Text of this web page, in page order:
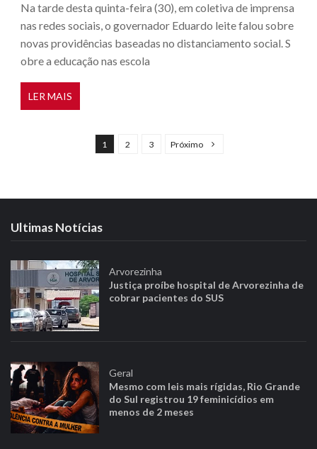
Na tarde desta quinta-feira (30), em coletiva de imprensa
nas redes sociais, o governador Eduardo leite falou sobre
novas providências baseadas no distanciamento social. S
obre a educação nas escola
LER MAIS
g
a
ç
ã
o
p
o
r
p
o
s
t
s
1 2 3 Próximo
Ultimas Notícias
Arvorezinha
Justiça proíbe hospital de Arvorezinha de
cobrar pacientes do SUS
Geral
Mesmo com leis mais rígidas, Rio Grande
do Sul registrou 19 feminicídios em
menos de 2 meses